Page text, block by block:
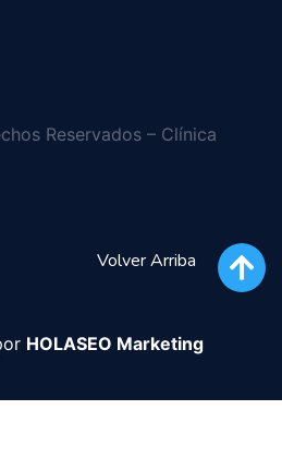
Reservados – Clínica
Volver Arriba
HOLASEO Marketing